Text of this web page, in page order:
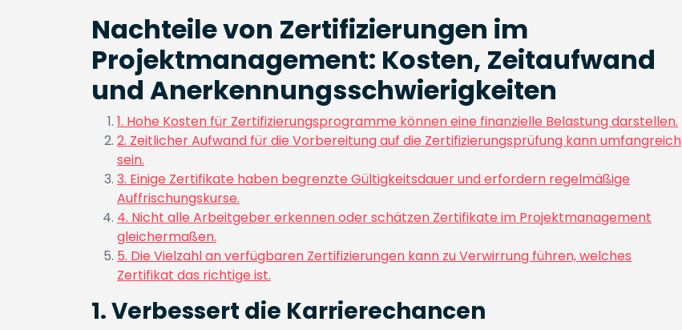
Nachteile von Zertifizierungen im
Projektmanagement: Kosten, Zeitaufwand
und Anerkennungsschwierigkeiten
1. Hohe Kosten für Zertifizierungsprogramme können eine finanzielle Belastung darstellen.
2. Zeitlicher Aufwand für die Vorbereitung auf die Zertifizierungsprüfung kann umfangreich
sein.
3. Einige Zertifikate haben begrenzte Gültigkeitsdauer und erfordern regelmäßige
Auffrischungskurse.
4. Nicht alle Arbeitgeber erkennen oder schätzen Zertifikate im Projektmanagement
gleichermaßen.
5. Die Vielzahl an verfügbaren Zertifizierungen kann zu Verwirrung führen, welches
Zertifikat das richtige ist.
1. Verbessert die Karrierechancen